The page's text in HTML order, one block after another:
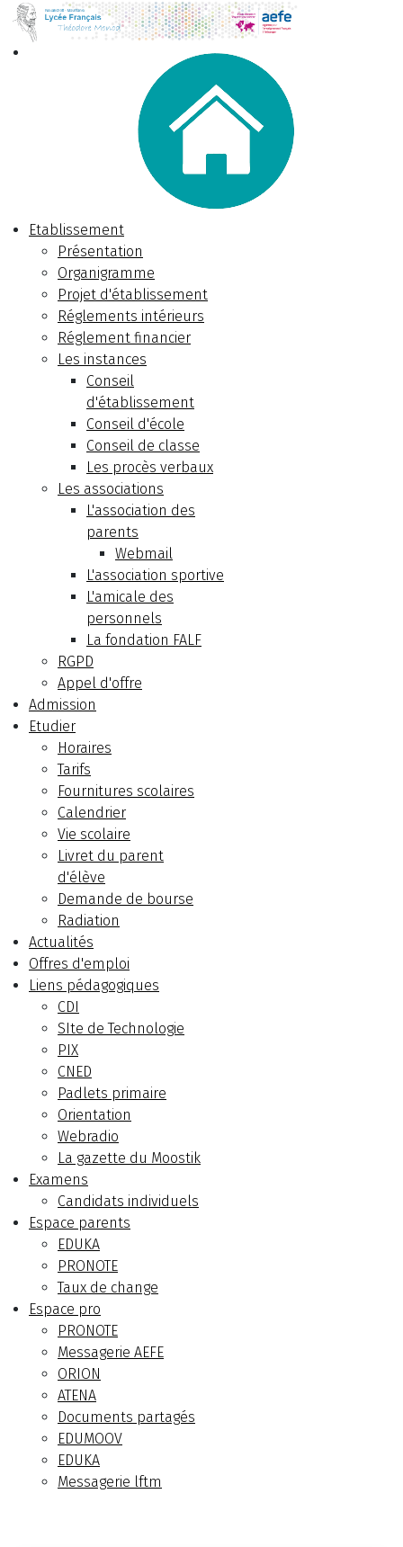
Etablissement
Présentation
Organigramme
Projet d'établissement
Réglements intérieurs
Réglement financier
Les instances
Conseil
d'établissement
Conseil d'école
Conseil de classe
Les procès verbaux
Les associations
L'association des
parents
Webmail
L'association sportive
L'amicale des
personnels
La fondation FALF
RGPD
Appel d'offre
Admission
Etudier
Horaires
Tarifs
Fournitures scolaires
Calendrier
Vie scolaire
Livret du parent
d'élève
Demande de bourse
Radiation
Actualités
Offres d'emploi
Liens pédagogiques
CDI
SIte de Technologie
PIX
CNED
Padlets primaire
Orientation
Webradio
La gazette du Moostik
Examens
Candidats individuels
Espace parents
EDUKA
PRONOTE
Taux de change
Espace pro
PRONOTE
Messagerie AEFE
ORION
ATENA
Documents partagés
EDUMOOV
EDUKA
Messagerie lftm